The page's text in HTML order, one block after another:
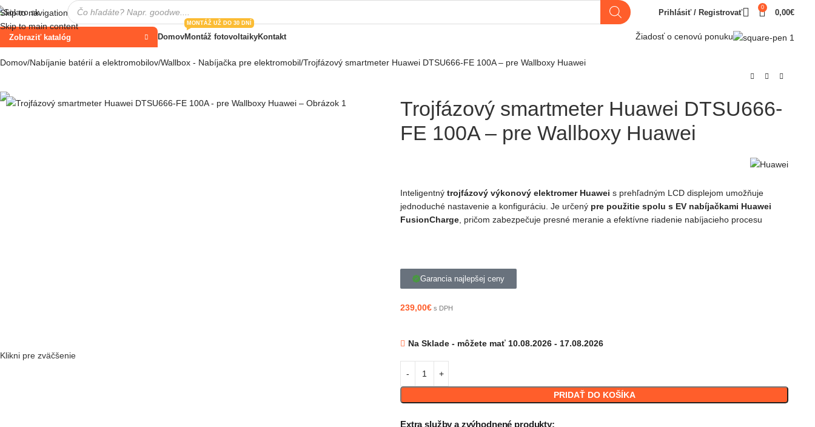
Skip to navigation
Skip to main content
Prihlásiť / Registrovať
0
0,00€
Zobraziť katalóg DomovMontáž fotovoltaiky
MONTÁŽ UŽ DO 30 DNÍ
Kontakt Žiadosť o cenovú ponuku
Domov Nabíjanie batérií a elektromobilov Wallbox - Nabíjačka pre elektromobil Trojfázový smartmeter Huawei DTSU666-FE 100A – pre Wallboxy Huawei
Klikni pre zväčšenie
Trojfázový smartmeter Huawei DTSU666-
FE 100A – pre Wallboxy Huawei
Inteligentný trojfázový výkonový elektromer Huawei s prehľadným LCD displejom umožňuje
jednoduché nastavenie a konfiguráciu. Je určený pre použitie spolu s EV nabíjačkami Huawei
FusionCharge , pričom zabezpečuje presné meranie a efektívne riadenie nabíjacieho procesu
Garancia najlepšej ceny
239,00€ s DPH
Na Sklade - môžete mať 10.08.2026 - 17.08.2026
PRIDAŤ DO KOŠÍKA
Extra služby a zvýhodnené produkty: